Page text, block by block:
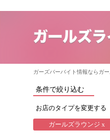
ガーズバーバイト情報ならガー
条件で絞り込む
お店のタイプを変更する
ガールズラウンジ x